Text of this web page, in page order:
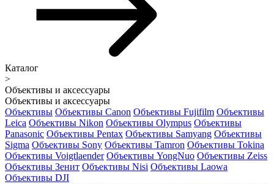
Каталог
>
Объективы и аксессуары
Объективы и аксессуары
Объективы Объективы Canon Объективы Fujifilm Объективы
Leica Объективы Nikon Объективы Olympus Объективы
Panasonic Объективы Pentax Объективы Samyang Объективы
Sigma Объективы Sony Объективы Tamron Объективы Tokina
Объективы Voigtlaender Объективы YongNuo Объективы Zeiss
Объективы Зенит Объективы Nisi Объективы Laowa
Объективы DJI